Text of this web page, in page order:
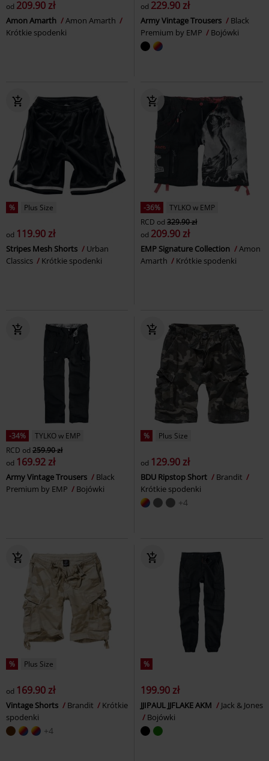
od 209.90 zł
Amon Amarth
Amon Amarth
Krótkie spodenki
od 229.90 zł
Army Vintage Trousers
Black
Premium by EMP
Bojówki
% Plus Size
od 119.90 zł
Stripes Mesh Shorts
Urban
Classics
Krótkie spodenki
-36%
TYLKO w EMP
RCD od 329.90 zł
od 209.90 zł
EMP Signature Collection
Amon
Amarth
Krótkie spodenki
-34%
TYLKO w EMP
RCD od 259.90 zł
od 169.92 zł
Army Vintage Trousers
Black
Premium by EMP
Bojówki
% Plus Size
od 129.90 zł
BDU Ripstop Short
Brandit
Krótkie spodenki
+4
% Plus Size
od 169.90 zł
Vintage Shorts Brandit
Krótkie
spodenki
+4
%
199.90 zł
JJIPAUL JJFLAKE AKM
Jack & Jones
Bojówki